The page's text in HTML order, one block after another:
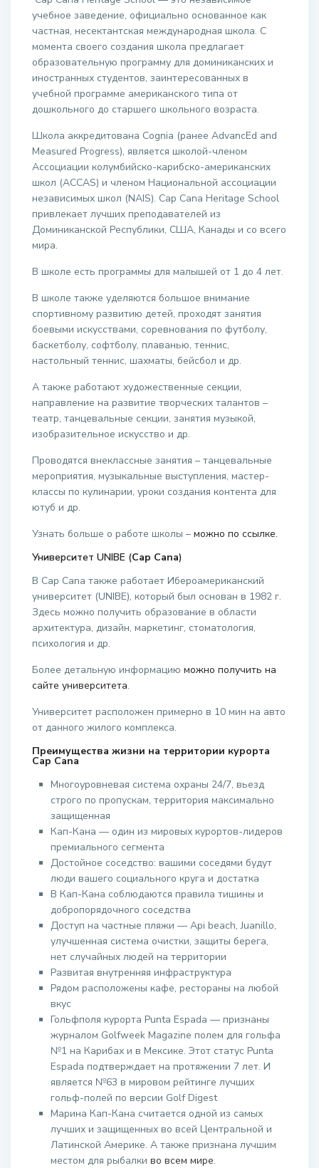
учебное заведение, официально основанное как
частная, несектантская международная школа. С
момента своего создания школа предлагает
образовательную программу для доминиканских и
иностранных студентов, заинтересованных в
учебной программе американского типа от
дошкольного до старшего школьного возраста.
Школа аккредитована Cognia (ранее AdvancEd and
Measured Progress), является школой-членом
Ассоциации колумбийско-карибско-американских
школ (ACCAS) и членом Национальной ассоциации
независимых школ (NAIS). Cap Cana Heritage School
привлекает лучших преподавателей из
Доминиканской Республики, США, Канады и со всего
мира.
В школе есть программы для малышей от 1 до 4 лет.
В школе также уделяются большое внимание
спортивному развитию детей, проходят занятия
боевыми искусствами, соревнования по футболу,
баскетболу, софтболу, плаванью, теннис,
настольный теннис, шахматы, бейсбол и др.
А также работают художественные секции,
направление на развитие творческих талантов –
театр, танцевальные секции, занятия музыкой,
изобразительное искусство и др.
Проводятся внеклассные занятия – танцевальные
мероприятия, музыкальные выступления, мастер-
классы по кулинарии, уроки создания контента для
ютуб и др.
Узнать больше о работе школы – можно по ссылке.
Университет UNIBE (Cap Cana)
В Cap Cana также работает Ибероамериканский
университет (UNIBE), который был основан в 1982 г.
Здесь можно получить образование в области
архитектура, дизайн, маркетинг, стоматология,
психология и др.
Более детальную информацию можно получить на
сайте университета.
Университет расположен примерно в 10 мин на авто
от данного жилого комплекса.
Преимущества жизни на территории курорта
Cap Cana
Многоуровневая система охраны 24/7, вьезд
строго по пропускам, территория максимально
защищенная
Кап-Кана — один из мировых курортов-лидеров
премиального сегмента
Достойное соседство: вашими соседями будут
люди вашего социального круга и достатка
В Кап-Кана соблюдаются правила тишины и
добропорядочного соседства
Доступ на частные пляжи — Api beach, Juanillo,
улучшенная система очистки, защиты берега,
нет случайных людей на территории
Развитая внутренняя инфраструктура
Рядом расположены кафе, рестораны на любой
вкус
Гольфполя курорта Punta Espada — признаны
журналом Golfweek Magazine полем для гольфа
№1 на Карибах и в Мексике. Этот статус Punta
Espada подтверждает на протяжении 7 лет. И
является №63 в мировом рейтинге лучших
гольф-полей по версии Golf Digest
Марина Кап-Кана считается одной из самых
лучших и защищенных во всей Центральной и
Латинской Америке. А также признана лучшим
местом для рыбалки во всем мире.